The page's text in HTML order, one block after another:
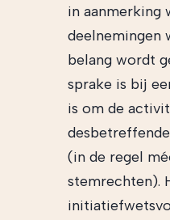
in aanmerking
deelnemingen
belang wordt
sprake is bij
is om de
(in de regel
stemrechten).